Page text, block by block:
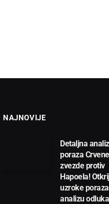
NAJNOVIJE
Detaljna
poraza Crvene
zvezde protiv
Hapoela!
uzroke
analizu odluka